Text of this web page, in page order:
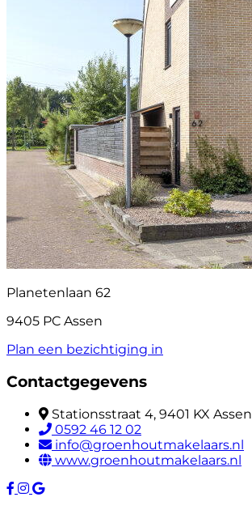
Planetenlaan 62
9405 PC Assen
Plan een bezichtiging in
Contactgegevens
Stationsstraat 4, 9401 KX Assen
0592 46 12 02
info@groenhoutmakelaars.nl
www.groenhoutmakelaars.nl